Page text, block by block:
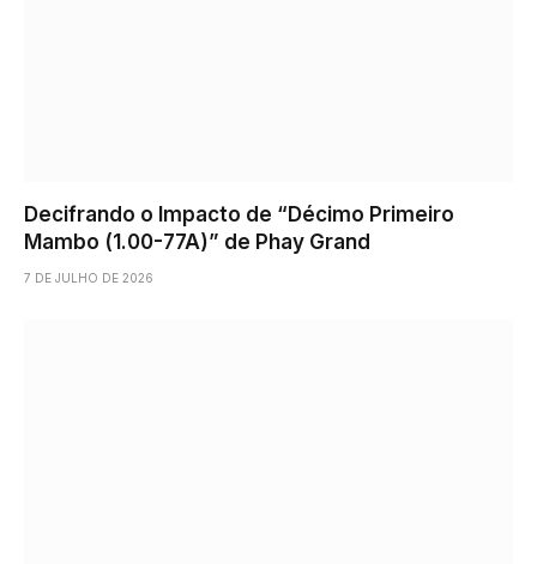
Decifrando o Impacto de “Décimo Primeiro
Mambo (1.00-77A)” de Phay Grand
7 DE JULHO DE 2026